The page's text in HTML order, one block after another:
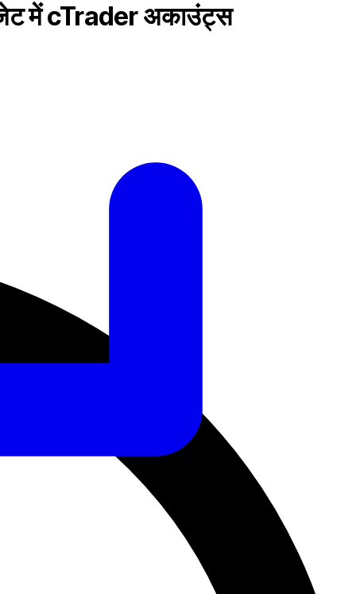
में cTrader अकाउंट्स